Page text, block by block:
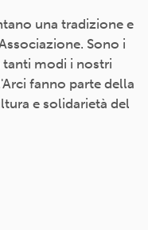
una tradizione e
Sono i
modi i nostri
fanno parte della
e solidarietà del